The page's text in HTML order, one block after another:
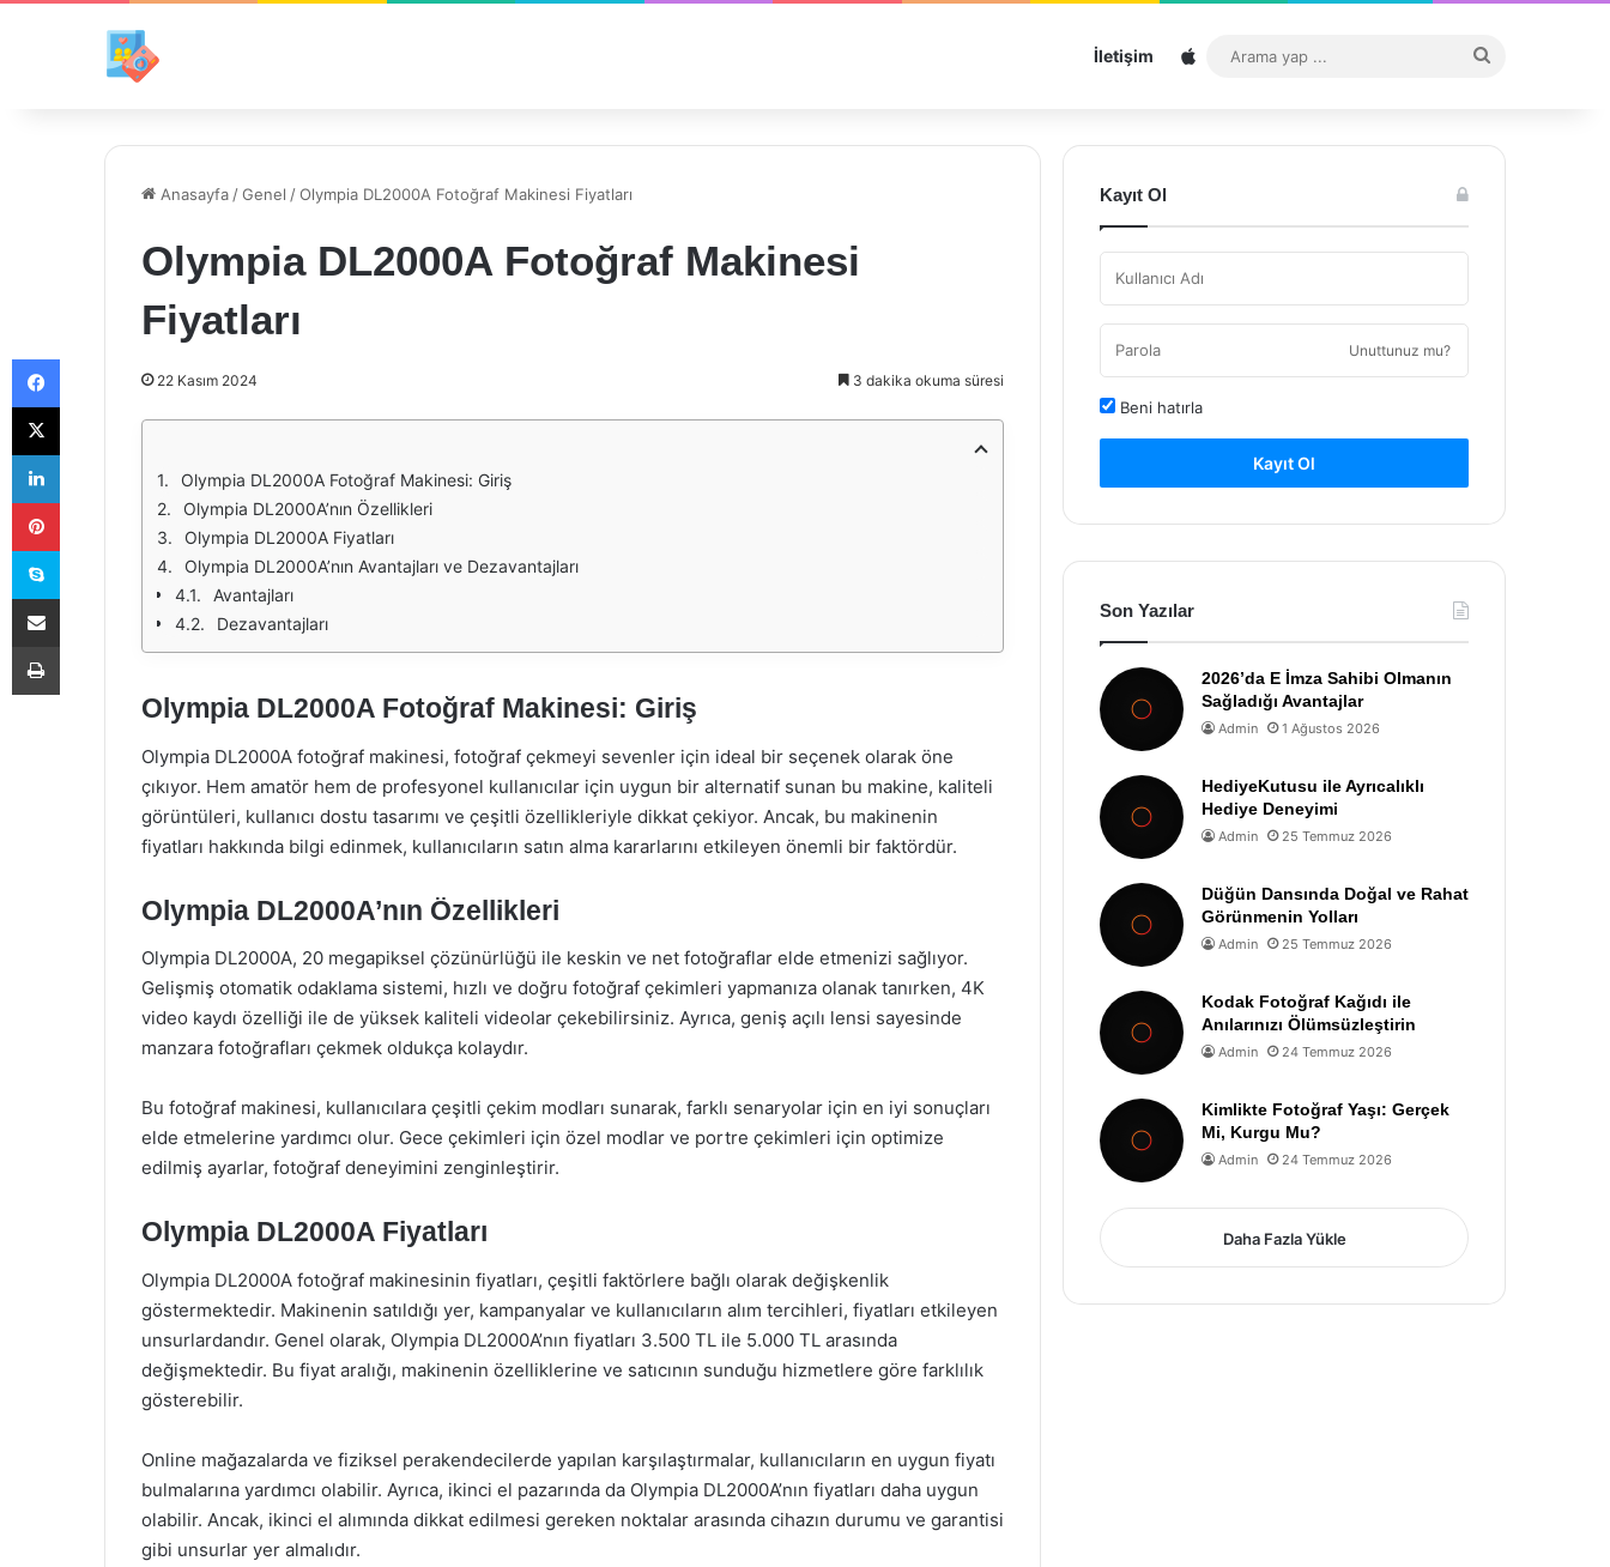
İletişim Sitemap
...
Anasayfa /Genel /Olympia DL2000A Fotoğraf Makinesi Fiyatları
Olympia DL2000A Fotoğraf Makinesi
Fiyatları
22 Kasım 2024 3 dakika okuma süresi
Olympia DL2000A Fotoğraf Makinesi: Giriş
Olympia DL2000A’nın Özellikleri
Olympia DL2000A Fiyatları
Olympia DL2000A’nın Avantajları ve Dezavantajları
Avantajları
Dezavantajları
Olympia DL2000A Fotoğraf Makinesi: Giriş
Olympia DL2000A fotoğraf makinesi, fotoğraf çekmeyi sevenler için ideal bir seçenek olarak öne
çıkıyor. Hem amatör hem de profesyonel kullanıcılar için uygun bir alternatif sunan bu makine, kaliteli
görüntüleri, kullanıcı dostu tasarımı ve çeşitli özellikleriyle dikkat çekiyor. Ancak, bu makinenin
fiyatları hakkında bilgi edinmek, kullanıcıların satın alma kararlarını etkileyen önemli bir faktördür.
Olympia DL2000A’nın Özellikleri
Olympia DL2000A, 20 megapiksel çözünürlüğü ile keskin ve net fotoğraflar elde etmenizi sağlıyor.
Gelişmiş otomatik odaklama sistemi, hızlı ve doğru fotoğraf çekimleri yapmanıza olanak tanırken, 4K
video kaydı özelliği ile de yüksek kaliteli videolar çekebilirsiniz. Ayrıca, geniş açılı lensi sayesinde
manzara fotoğrafları çekmek oldukça kolaydır.
Bu fotoğraf makinesi, kullanıcılara çeşitli çekim modları sunarak, farklı senaryolar için en iyi sonuçları
elde etmelerine yardımcı olur. Gece çekimleri için özel modlar ve portre çekimleri için optimize
edilmiş ayarlar, fotoğraf deneyimini zenginleştirir.
Olympia DL2000A Fiyatları
Olympia DL2000A fotoğraf makinesinin fiyatları, çeşitli faktörlere bağlı olarak değişkenlik
göstermektedir. Makinenin satıldığı yer, kampanyalar ve kullanıcıların alım tercihleri, fiyatları etkileyen
unsurlardandır. Genel olarak, Olympia DL2000A’nın fiyatları 3.500 TL ile 5.000 TL arasında
değişmektedir. Bu fiyat aralığı, makinenin özelliklerine ve satıcının sunduğu hizmetlere göre farklılık
gösterebilir.
Online mağazalarda ve fiziksel perakendecilerde yapılan karşılaştırmalar, kullanıcıların en uygun fiyatı
bulmalarına yardımcı olabilir. Ayrıca, ikinci el pazarında da Olympia DL2000A’nın fiyatları daha uygun
olabilir. Ancak, ikinci el alımında dikkat edilmesi gereken noktalar arasında cihazın durumu ve garantisi
gibi unsurlar yer almalıdır.
Kayıt Ol
Unuttunuz mu?
Beni hatırla
Kayıt Ol
Son Yazılar
2026’da E İmza Sahibi Olmanın
Sağladığı Avantajlar
Admin 1 Ağustos 2026
HediyeKutusu ile Ayrıcalıklı
Hediye Deneyimi
Admin 25 Temmuz 2026
Düğün Dansında Doğal ve Rahat
Görünmenin Yolları
Admin 25 Temmuz 2026
Kodak Fotoğraf Kağıdı ile
Anılarınızı Ölümsüzleştirin
Admin 24 Temmuz 2026
Kimlikte Fotoğraf Yaşı: Gerçek
Mi, Kurgu Mu?
Admin 24 Temmuz 2026
Daha Fazla Yükle
Facebook
X
LinkedIn
Pinterest
Skype
E-Posta ile paylaş